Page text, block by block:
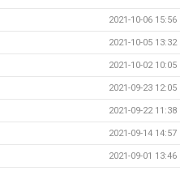
2021-10-06 15:56
2021-10-05 13:32
2021-10-02 10:05
2021-09-23 12:05
2021-09-22 11:38
2021-09-14 14:57
2021-09-01 13:46